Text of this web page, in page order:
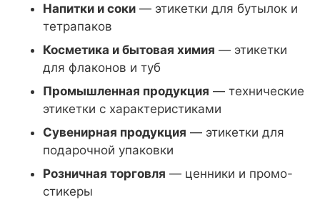
Напитки и соки — этикетки для бутылок и
тетрапаков
Косметика и бытовая химия — этикетки
для флаконов и туб
Промышленная продукция — технические
этикетки с характеристиками
Сувенирная продукция — этикетки для
подарочной упаковки
Розничная торговля — ценники и промо-
стикеры